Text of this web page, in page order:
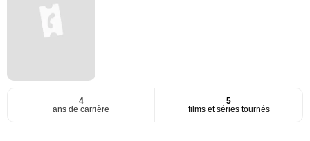
4
ans de carrière
5
films et séries tournés